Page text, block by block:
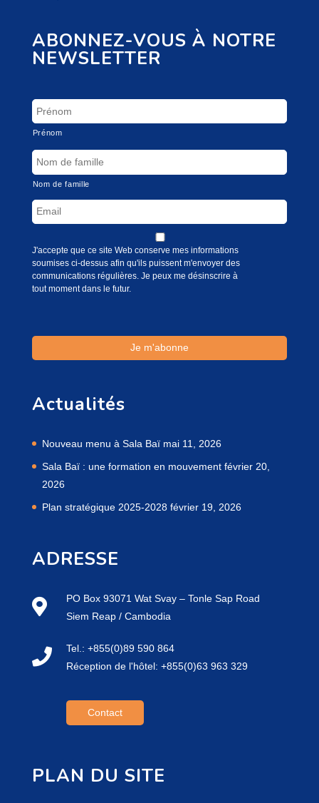
ABONNEZ-VOUS À NOTRE
NEWSLETTER
Prénom
Nom de famille
J'accepte que ce site Web conserve mes informations
soumises ci-dessus afin qu'ils puissent m'envoyer des
communications régulières. Je peux me désinscrire à
tout moment dans le futur.
Actualités
Nouveau menu à Sala Baï mai 11, 2026
Sala Baï : une formation en mouvement février 20,
2026
Plan stratégique 2025-2028 février 19, 2026
ADRESSE
PO Box 93071 Wat Svay – Tonle Sap Road
Siem Reap / Cambodia
Tel.: +855(0)89 590 864
Réception de l'hôtel: +855(0)63 963 329
Contact
PLAN DU SITE